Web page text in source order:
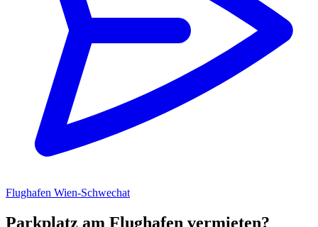
Flughafen Wien-Schwechat
Parkplatz am Flughafen vermieten?